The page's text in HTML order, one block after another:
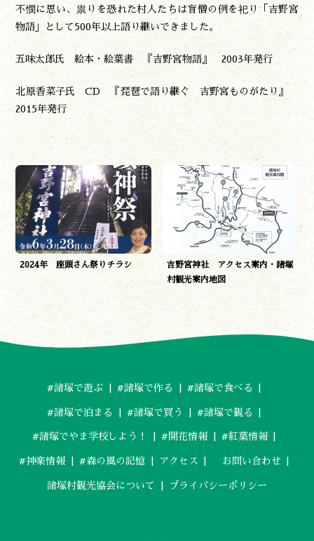
不憫に思い、祟りを恐れた村人たちは盲僧の例を祀り「吉野宮
物語」として500年以上語り継いできました。
五味太郎氏 絵本・絵葉書 『吉野宮物語』 2003年発行
北原香菜子氏 CD 『琵琶で語り継ぐ 吉野宮ものがたり』
2015年発行
2024年 座頭さん祭りチラシ
吉野宮神社 アクセス案内・諸塚
村観光案内地図
#諸塚で遊ぶ #諸塚で作る #諸塚で食べる
#諸塚で泊まる #諸塚で買う #諸塚で観る
#諸塚でやま学校しよう！ #開花情報 #紅葉情報
#神楽情報 #森の風の記憶 アクセス お問い合わせ
諸塚村観光協会について プライバシーポリシー